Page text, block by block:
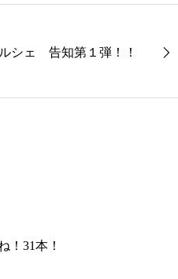
シェ 告知第１弾！！
！31本！